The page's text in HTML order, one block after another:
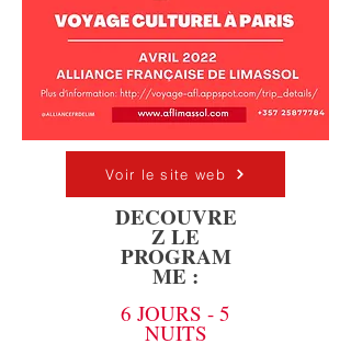
Voir le site web
DECOUVRE
Z LE
PROGRAM
ME :
6 JOURS - 5
NUITS